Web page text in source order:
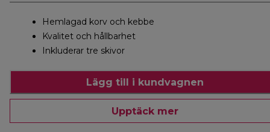
Hemlagad korv och kebbe
Kvalitet och hållbarhet
Inkluderar tre skivor
Lägg till i kundvagnen
Upptäck mer